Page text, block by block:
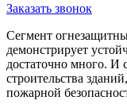
Заказать звонок
Сегмент
демонстрирует
достаточно много. И
строительства
пожарной